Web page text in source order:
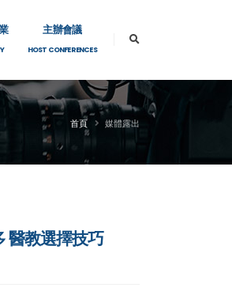
主辦會議
HOST CONFERENCES
首頁 媒體露出
醫教選擇技巧